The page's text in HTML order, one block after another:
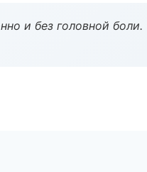
и без головной боли.